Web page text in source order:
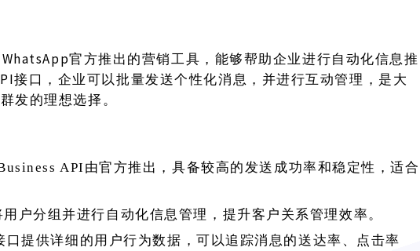
官方推出的营销工具，能够帮助企业进行自动化信息推
接口，企业可以批量发送个性化消息，并进行互动管理，是大
发的理想选择。
API由官方推出，具备较高的发送成功率和稳定性，适合
用户分组并进行自动化信息管理，提升客户关系管理效率。
口提供详细的用户行为数据，可以追踪消息的送达率、点击率